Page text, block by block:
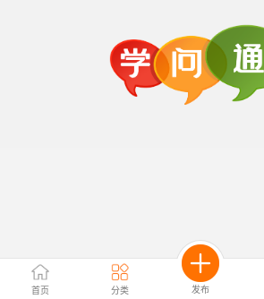
首页 分类 发布